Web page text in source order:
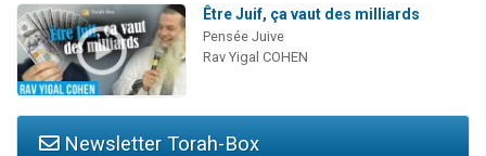
Être Juif, ça vaut des milliards
Pensée Juive
Rav Yigal COHEN
Newsletter Torah-Box